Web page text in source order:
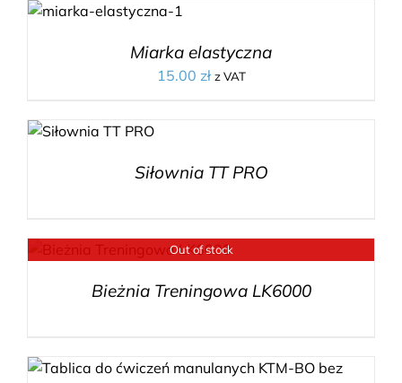
Miarka elastyczna
15.00 zł z VAT
Siłownia TT PRO
Out of stock
Bieżnia Treningowa LK6000